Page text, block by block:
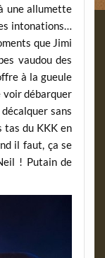
une allumette
intonations…
que Jimi
vaudou des
à la gueule
voir débarquer
sans
tas du KKK en
il faut, ça se
! Putain de